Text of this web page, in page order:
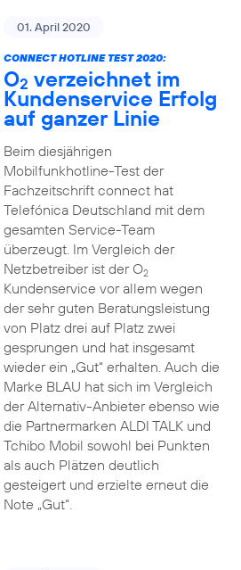
01. April 2020
CONNECT HOTLINE TEST 2020:
O2 verzeichnet im
Kundenservice Erfolg
auf ganzer Linie
Beim diesjährigen
Mobilfunkhotline-Test der
Fachzeitschrift connect hat
Telefónica Deutschland mit dem
gesamten Service-Team
überzeugt. Im Vergleich der
Netzbetreiber ist der O2
Kundenservice vor allem wegen
der sehr guten Beratungsleistung
von Platz drei auf Platz zwei
gesprungen und hat insgesamt
wieder ein „Gut“ erhalten. Auch die
Marke BLAU hat sich im Vergleich
der Alternativ-Anbieter ebenso wie
die Partnermarken ALDI TALK und
Tchibo Mobil sowohl bei Punkten
als auch Plätzen deutlich
gesteigert und erzielte erneut die
Note „Gut“.